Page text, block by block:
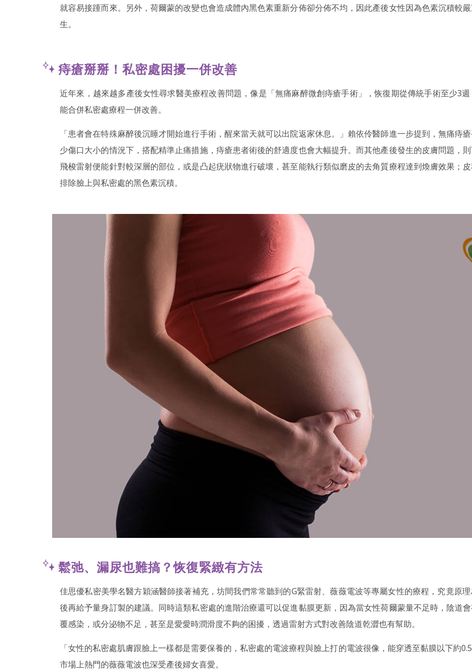
就容易接踵而來。另外，荷爾蒙的改變也會造成體內黑色素重新分佈卻分佈不均，因此產後女性因為色素沉積較
生。
痔瘡掰掰！私密處困擾一併改善
近年來，越來越多產後女性尋求醫美療程改善問題，像是「無痛麻醉微創痔瘡手術」，恢復期從傳統手術至少3
能合併私密處療程一併改善。
「患者會在特殊麻醉後沉睡才開始進行手術，醒來當天就可以出院返家休息。」賴依伶醫師進一步提到，無痛痔
少傷口大小的情況下，搭配精準止痛措施，痔瘡患者術後的舒適度也會大幅提升。而其他產後發生的皮膚問題，
飛梭雷射便能針對較深層的部位，或是凸起疣狀物進行破壞，甚至能執行類似磨皮的去角質療程達到煥膚效果；
排除臉上與私密處的黑色素沉積。
鬆弛、漏尿也難搞？恢復緊緻有方法
佳思優私密美學名醫方穎涵醫師接著補充，坊間我們常常聽到的G緊雷射、薇薇電波等專屬女性的療程，究竟原
後再給予量身訂製的建議。同時這類私密處的進階治療還可以促進黏膜更新，因為當女性荷爾蒙量不足時，陰道
覆感染，或分泌物不足，甚至是愛愛時潤滑度不夠的困擾，透過雷射方式對改善陰道乾澀也有幫助。
「女性的私密處肌膚跟臉上一樣都是需要保養的，私密處的電波療程與臉上打的電波很像，能穿透至黏膜以下約
市場上熱門的薇薇電波也深受產後婦女喜愛。